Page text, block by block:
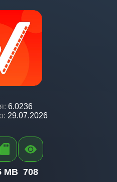
6.0236
29.07.2026
MB 708